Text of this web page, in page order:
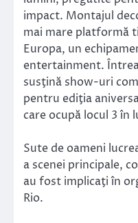
impact. Montajul
mai mare platformă
Europa, un
entertainment.
susţină show-uri
pentru ediţia
care ocupă locul 3 în
Sute de oameni
a scenei principale,
au fost implicaţi în
Rio.